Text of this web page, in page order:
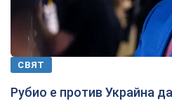
СВЯТ
Рубио е против Украйна